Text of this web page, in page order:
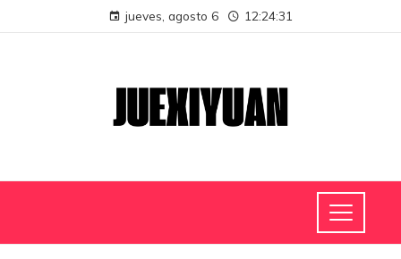
jueves, agosto 6 12:24:32